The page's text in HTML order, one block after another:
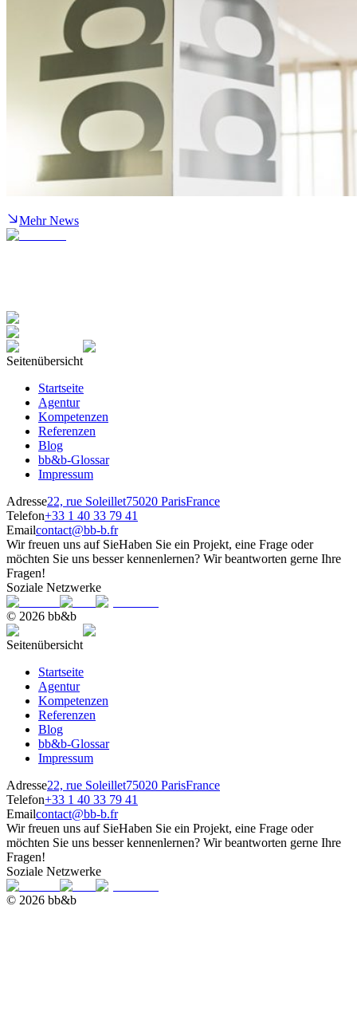
Mehr News
Seitenübersicht
Startseite
Agentur
Kompetenzen
Referenzen
Blog
bb&b-Glossar
Impressum
Adresse22, rue Soleillet75020 ParisFrance
Telefon+33 1 40 33 79 41
Emailcontact@bb-b.fr
Wir freuen uns auf SieHaben Sie ein Projekt, eine Frage oder
möchten Sie uns besser kennenlernen? Wir beantworten gerne Ihre
Fragen!
Soziale Netzwerke
© 2026 bb&b
Seitenübersicht
Startseite
Agentur
Kompetenzen
Referenzen
Blog
bb&b-Glossar
Impressum
Adresse22, rue Soleillet75020 ParisFrance
Telefon+33 1 40 33 79 41
Emailcontact@bb-b.fr
Wir freuen uns auf SieHaben Sie ein Projekt, eine Frage oder
möchten Sie uns besser kennenlernen? Wir beantworten gerne Ihre
Fragen!
Soziale Netzwerke
© 2026 bb&b